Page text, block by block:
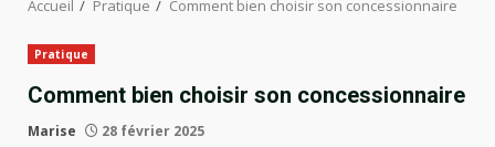
Accueil Pratique Comment bien choisir son concessionnaire
Pratique
Comment bien choisir son concessionnaire
Marise 28 février 2025